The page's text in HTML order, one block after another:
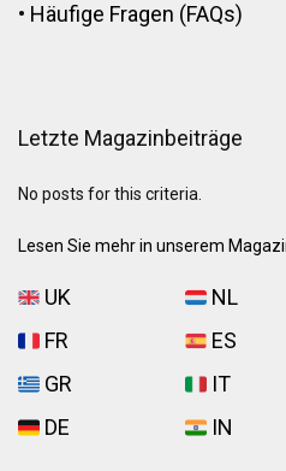
• Häufige Fragen (FAQs)
Letzte Magazinbeiträge
No posts for this criteria.
Lesen Sie mehr in unserem
UK
FR
GR
DE
NL
ES
IT
IN